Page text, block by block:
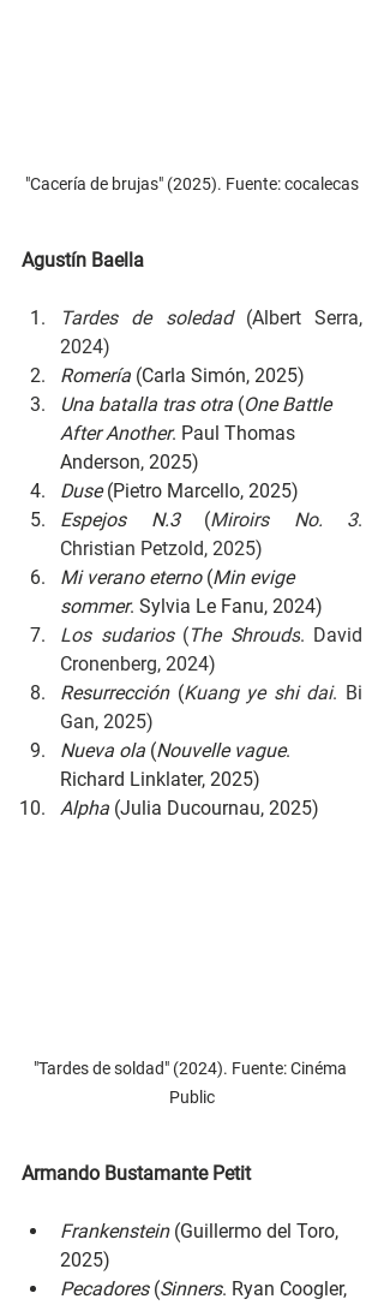
"Cacería de brujas" (2025). Fuente: cocalecas
Agustín Baella
Tardes de soledad (Albert Serra,
2024)
Romería (Carla Simón, 2025)
Una batalla tras otra (One Battle
After Another. Paul Thomas
Anderson, 2025)
Duse (Pietro Marcello, 2025)
Espejos N.3 (Miroirs No. 3.
Christian Petzold, 2025)
Mi verano eterno (Min evige
sommer. Sylvia Le Fanu, 2024)
Los sudarios (The Shrouds. David
Cronenberg, 2024)
Resurrección (Kuang ye shi dai. Bi
Gan, 2025)
Nueva ola (Nouvelle vague.
Richard Linklater, 2025)
Alpha (Julia Ducournau, 2025)
"Tardes de soldad" (2024). Fuente: Cinéma
Public
Armando Bustamante Petit
Frankenstein (Guillermo del Toro,
2025)
Pecadores (Sinners. Ryan Coogler,